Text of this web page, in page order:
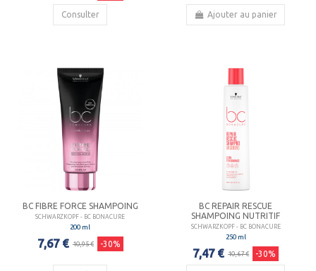
Consulter Ajouter au panier
BC FIBRE FORCE SHAMPOING
SCHWARZKOPF - BC BONACURE
200 ml
7,67 € 10,95 € -30%
BC REPAIR RESCUE
SHAMPOING NUTRITIF
SCHWARZKOPF - BC BONACURE
250 ml
7,47 € 10,67 € -30%